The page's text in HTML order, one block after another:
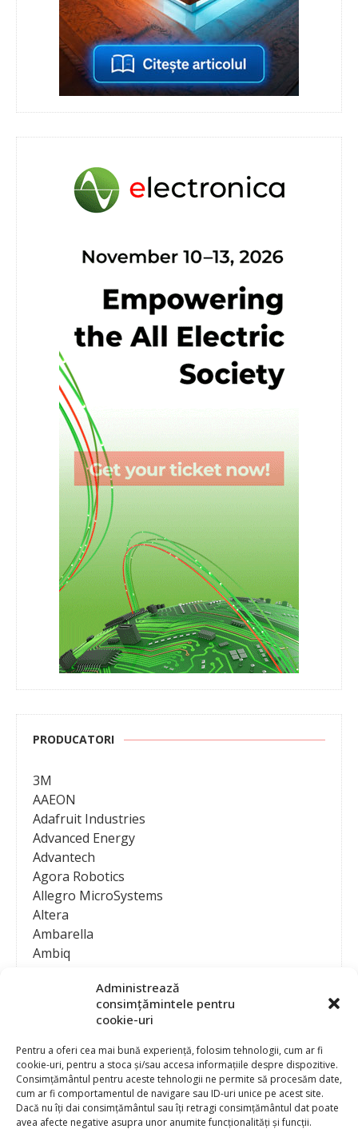
Administrează
consimțămintele pentru
cookie-uri
Pentru a oferi cea mai bună experiență, folosim tehnologii, cum ar fi
cookie-uri, pentru a stoca și/sau accesa informațiile despre dispozitive.
Consimțământul pentru aceste tehnologii ne permite să procesăm date,
cum ar fi comportamentul de navigare sau ID-uri unice pe acest site.
Dacă nu îți dai consimțământul sau îți retragi consimțământul dat poate
avea afecte negative asupra unor anumite funcționalități și funcții.
PRODUCATORI
3M
AAEON
Adafruit Industries
Advanced Energy
Advantech
Agora Robotics
Allegro MicroSystems
Altera
Ambarella
Ambiq
Analog Devices
Anritsu Corporation
Ansys
APS
Arduino
Arm
Asentics